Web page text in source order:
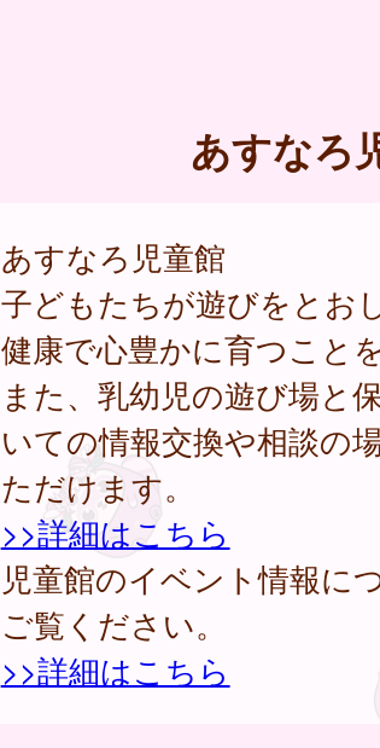
あすなろ
あすなろ児童館
子どもたちが遊びをとお
健康で心豊かに育つこと
また、乳幼児の遊び場と
いての情報交換や相談の
ただけます。
>>詳細はこちら
児童館のイベント情報に
ご覧ください。
>>詳細はこちら